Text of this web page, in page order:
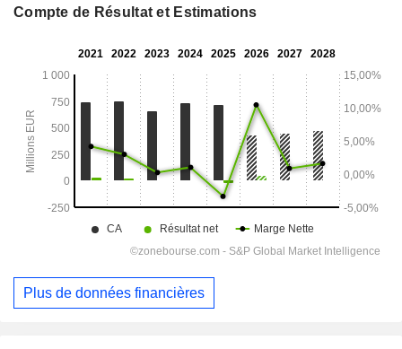
Compte de Résultat et Estimations
Plus de données financières